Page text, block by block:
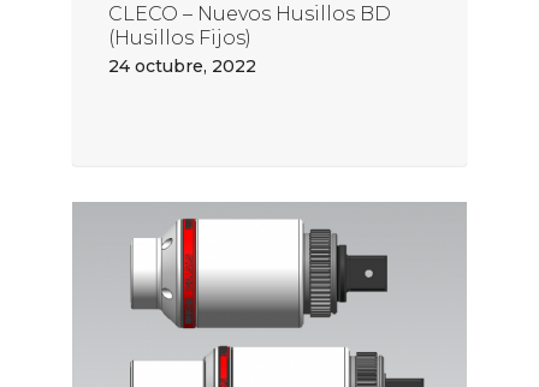
CLECO – Nuevos Husillos BD
(Husillos Fijos)
24 octubre, 2022